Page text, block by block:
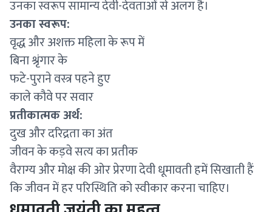
उनका स्वरूप सामान्य देवी-देवताओं से अलग है।
उनका स्वरूप:
वृद्ध और अशक्त महिला के रूप में
बिना श्रृंगार के
फटे-पुराने वस्त्र पहने हुए
काले कौवे पर सवार
प्रतीकात्मक अर्थ:
दुख और दरिद्रता का अंत
जीवन के कड़वे सत्य का प्रतीक
वैराग्य और मोक्ष की ओर प्रेरणा देवी धूमावती हमें सिखाती हैं
कि जीवन में हर परिस्थिति को स्वीकार करना चाहिए।